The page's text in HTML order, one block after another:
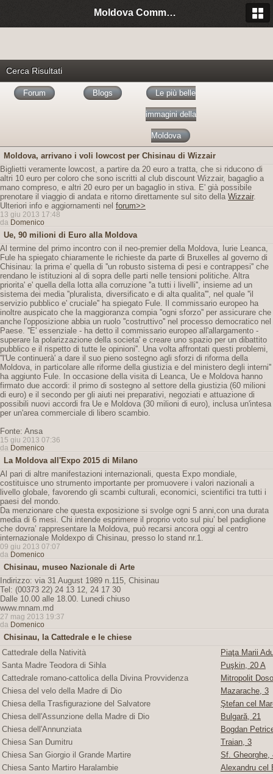
Moldova Community Italia
Cerca Risultati
Forum Blogs Le più belle
immagini della
Moldova
Moldova, arrivano i voli lowcost per Chisinau di Wizzair
Biglietti veramente lowcost, a partire da 20 euro a tratta, che si riducono di
altri 10 euro per coloro che sono iscritti al club discount Wizzair, bagaglio a
mano compreso, e altri 20 euro per un bagaglio in stiva. E' già possibile
prenotare il viaggio di andata e ritorno direttamente sul sito della Wizzair.
Ulteriori info e aggiornamenti nel forum>>
13 giu 2013 17:48
da Domenico
Ue, 90 milioni di Euro alla Moldova
Al termine del primo incontro con il neo-premier della Moldova, Iurie Leanca,
Fule ha spiegato chiaramente le richieste da parte di Bruxelles al governo di
Chisinau: la prima e' quella di ''un robusto sistema di pesi e contrappesi'' che
rendano le istituzioni al di sopra delle parti nelle tensioni politiche. Altra
priorita' e' quella della lotta alla corruzione ''a tutti i livelli'', insieme ad un
sistema dei media ''pluralista, diversificato e di alta qualita''', nel quale ''il
servizio pubblico e' cruciale'' ha spiegato Fule. Il commissario europeo ha
inoltre auspicato che la maggioranza compia ''ogni sforzo'' per assicurare che
anche l'opposizione abbia un ruolo ''costruttivo'' nel processo democratico nel
Paese. ''E' essenziale - ha detto il commissario europeo all'allargamento -
superare la polarizzazione della societa' e creare uno spazio per un dibattito
pubblico e il rispetto di tutte le opinioni''. Una volta affrontati questi problemi,
''l'Ue continuerà' a dare il suo pieno sostegno agli sforzi di riforma della
Moldova, in particolare alle riforme della giustizia e del ministero degli interni''
ha aggiunto Fule. In occasione della visita di Leanca, Ue e Moldova hanno
firmato due accordi: il primo di sostegno al settore della giustizia (60 milioni
di euro) e il secondo per gli aiuti nei preparativi, negoziati e attuazione di
possibili nuovi accordi fra Ue e Moldova (30 milioni di euro), inclusa un'intesa
per un'area commerciale di libero scambio.
Fonte: Ansa
15 giu 2013 07:36
da Domenico
La Moldova all'Expo 2015 di Milano
Al pari di altre manifestazioni internazionali, questa Expo mondiale,
costituisce uno strumento importante per promuovere i valori nazionali a
livello globale, favorendo gli scambi culturali, economici, scientifici tra tutti i
paesi del mondo.
Da menzionare che questa exposizione si svolge ogni 5 anni,con una durata
media di 6 mesi. Chi intende esprimere il proprio voto sul piu’ bel padiglione
che dovra’ rappresentare la Moldova, può recarsi ancora oggi al centro
internazionale Moldexpo di Chisinau, presso lo stand nr.1.
09 giu 2013 07:07
da Domenico
Chisinau, museo Nazionale di Arte
Indirizzo: via 31 August 1989 n.115, Chisinau
Tel: (00373 22) 24 13 12, 24 17 30
Dalle 10.00 alle 18.00. Lunedi chiuso
www.mnam.md
27 mag 2013 19:37
da Domenico
Chisinau, la Cattedrale e le chiese
Cattedrale della Natività
Piaţa Marii
Santa Madre Teodora di Sihla
Puşkin, 20 A
Cattedrale romano-cattolica della Divina Provvidenza
Mitropolit
Chiesa del velo della Madre di Dio
Mazarache, 3
Chiesa della Trasfigurazione del Salvatore
Ştefan cel
Chiesa dell'Assunzione della Madre di Dio
Bulgară, 21
Chiesa dell'Annunziata
Bogdan
Chiesa San Dumitru
Traian, 3
Chiesa San Giorgio il Grande Martire
Sf. Gheorghe,
Chiesa Santo Martiro Haralambie
Alexandru cel